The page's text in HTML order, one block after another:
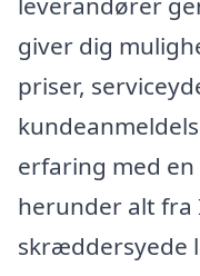
giver dig
priser,
erfaring med
herunder alt fra
skræddersyede